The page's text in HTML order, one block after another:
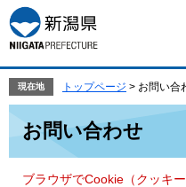
ー
ジ
の
頭
す。
ニ
ュ
ー
飛
て
現在地 トップページ > お問い合
お問い合わせ
ブラウザでCookie（クッキ